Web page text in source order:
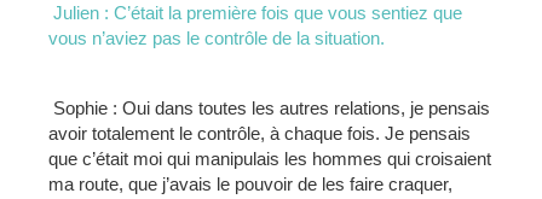
Julien : C’était la première fois que vous sentiez que
vous n’aviez pas le contrôle de la situation.
Sophie : Oui dans toutes les autres relations, je pensais
avoir totalement le contrôle, à chaque fois. Je pensais
que c’était moi qui manipulais les hommes qui croisaient
ma route, que j’avais le pouvoir de les faire craquer,